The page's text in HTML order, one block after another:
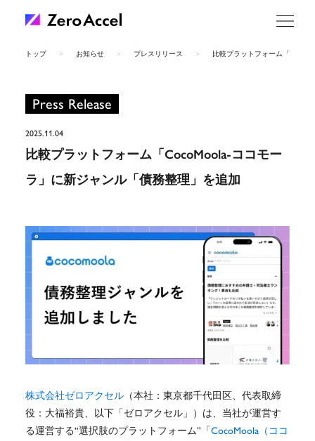
Company
Service
News
Recruit
Contact
トップ お知らせ プレスリリース 比較プラットフォーム「
Press Release
2025.11.04
比較プラットフォーム「CocoMoola-ココモー
ラ」に新ジャンル「債務整理」を追加
株式会社ゼロアクセル（本社：東京都千代田区、代表取締
役：大福裕貴、以下「ゼロアクセル」）は、当社が運営す
る運営する“選択肢のプラットフォーム”「CocoMoola（ココ